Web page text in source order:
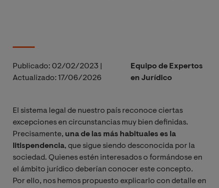
Publicado: 02/02/2023
Actualizado: 17/06/2026
Equipo de Expertos
en Jurídico
El sistema legal de nuestro país reconoce ciertas
excepciones en circunstancias muy bien definidas.
Precisamente, una de las más habituales es la
litispendencia, que sigue siendo desconocida por la
sociedad. Quienes estén interesados o formándose en
el ámbito jurídico deberían conocer este concepto.
Por ello, nos hemos propuesto explicarlo con detalle en